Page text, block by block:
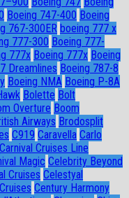
Boeing 747-400 Boeing
767-300ER boeing 777 x
777-300 Boeing 777-
777x Boeing 777х Boeing
Dreamlines Boeing 787-8
Boeing NMA Boeing P-8A
Bolette Bolt
Overture Boom
Airways Brodosplit
C919 Caravella Carlo
Carnival Cruises Line
Magic Celebrity Beyond
Cruises Celestyal
Century Harmony